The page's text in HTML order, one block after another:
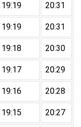
19:19 20:31
19:19 20:31
19:18 20:30
19:17 20:29
19:16 20:28
19:15 20:27